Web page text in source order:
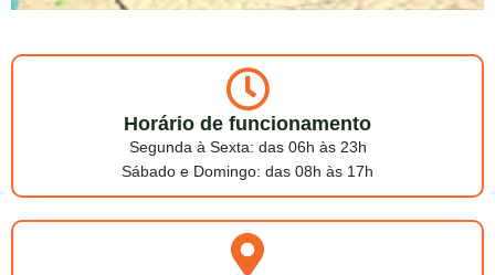
Horário de funcionamento
Segunda à Sexta: das 06h às 23h
Sábado e Domingo: das 08h às 17h